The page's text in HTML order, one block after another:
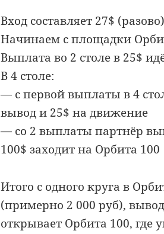
Вход составляет 27$
Начинаем с площадки
Выплата во 2 столе в 25$
В 4 столе:
— с первой выплаты в 4
вывод и 25$ на движение
— со 2 выплаты партнёр
100$ заходит на Орбита 100
Итого с одного круга в
(примерно 2 000 руб),
открывает Орбита 100, где